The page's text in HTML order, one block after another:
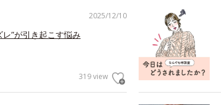
2025/12/10
”が引き起こす悩み
319 view